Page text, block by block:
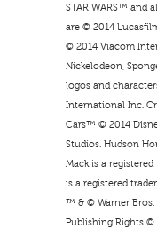
STAR WARS™ and
are © 2014
© 2014 Viacom
Nickelodeon,
logos and
International Inc.
Cars™ © 2014
Studios. Hudson
Mack is a
is a registered
™ & © Warner
Publishing Rights ©